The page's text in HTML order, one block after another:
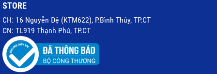
STORE
CH: 16 Nguyễn Đệ (KTM622), P.Bình Thủy, TP.CT
CN: TL919 Thạnh Phú, TP.CT